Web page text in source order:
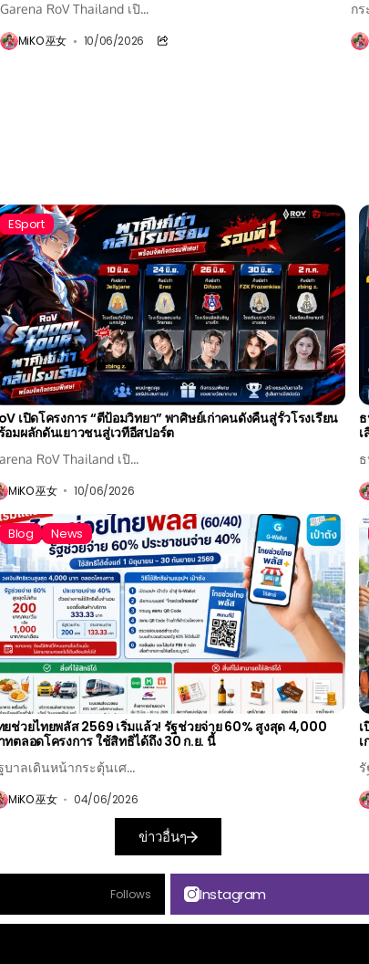
Garena RoV Thailand เปิ...
MiKO 巫女 10/06/2026
กร
ESport
เปิดโครงการ “ตีป้อมวิทยา” พาศิษย์เก่าคนดังคืนสู่รั้วโรงเรียน
อมผลักดันเยาวชนสู่เวทีอีสปอร์ต
RoV Thailand เปิ...
MiKO 巫女 10/06/2026
Blog News
ยช่วยไทยพลัส 2569 เริ่มแล้ว! รัฐช่วยจ่าย 60% สูงสุด 4,000
ทตลอดโครงการ ใช้สิทธิได้ถึง 30 ก.ย. นี้
บาลเดินหน้ากระตุ้นเศ...
MiKO 巫女 04/06/2026
ข่าวอื่นๆ
Follows Instagram